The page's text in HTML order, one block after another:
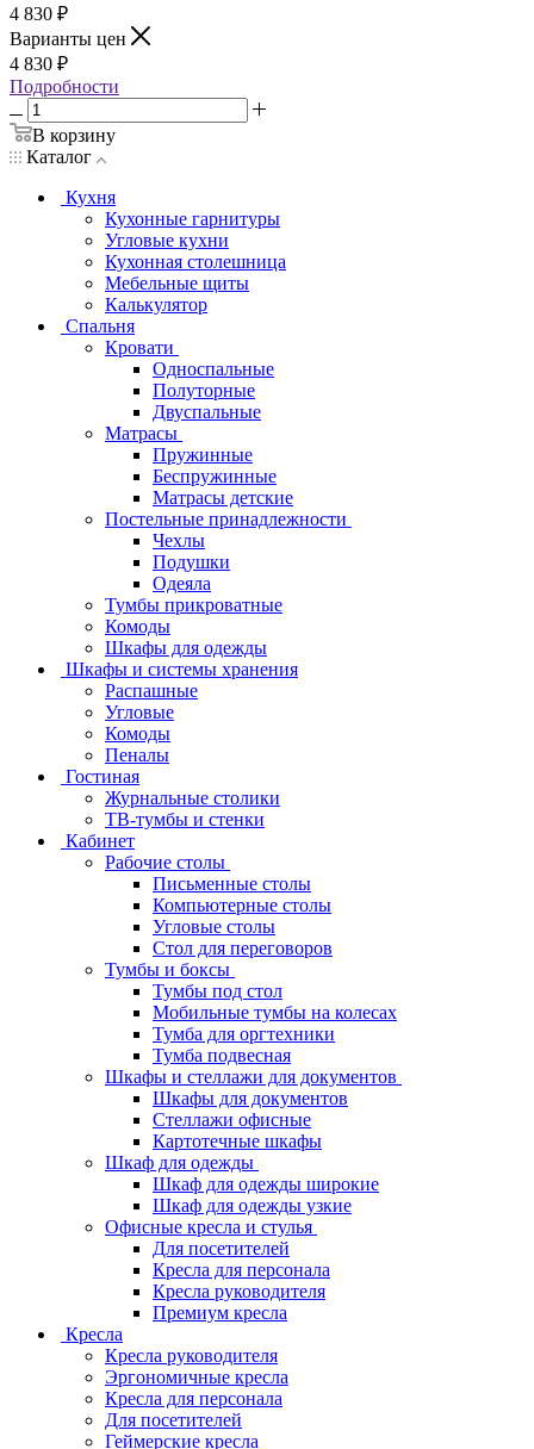
4 830 ₽
Варианты цен
4 830 ₽
Подробности
В корзину
Каталог
Кухня
Кухонные гарнитуры
Угловые кухни
Кухонная столешница
Мебельные щиты
Калькулятор
Спальня
Кровати
Односпальные
Полуторные
Двуспальные
Матрасы
Пружинные
Беспружинные
Матрасы детские
Постельные принадлежности
Чехлы
Подушки
Одеяла
Тумбы прикроватные
Комоды
Шкафы для одежды
Шкафы и системы хранения
Распашные
Угловые
Комоды
Пеналы
Гостиная
Журнальные столики
ТВ‑тумбы и стенки
Кабинет
Рабочие столы
Письменные столы
Компьютерные столы
Угловые столы
Стол для переговоров
Тумбы и боксы
Тумбы под стол
Мобильные тумбы на колесах
Тумба для оргтехники
Тумба подвесная
Шкафы и стеллажи для документов
Шкафы для документов
Стеллажи офисные
Картотечные шкафы
Шкаф для одежды
Шкаф для одежды широкие
Шкаф для одежды узкие
Офисные кресла и стулья
Для посетителей
Кресла для персонала
Кресла руководителя
Премиум кресла
Кресла
Кресла руководителя
Эргономичные кресла
Кресла для персонала
Для посетителей
Геймерские кресла